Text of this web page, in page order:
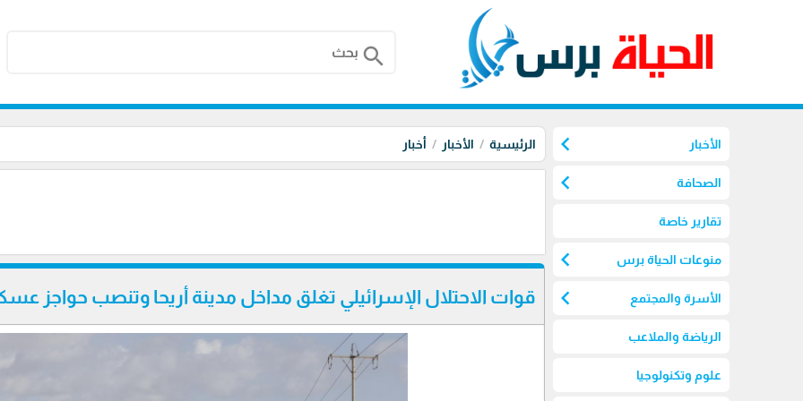
search
الأخبار chevron_left
الصحافة chevron_left
تقارير خاصة
منوعات الحياة برس chevron_left
الأسرة والمجتمع chevron_left
الرياضة والملاعب
علوم وتكنولوجيا
الرئيسية الأخبار أخبار
قوات الاحتلال الإسرائيلي تغلق مداخل مدينة أريحا وتنصب حواجز